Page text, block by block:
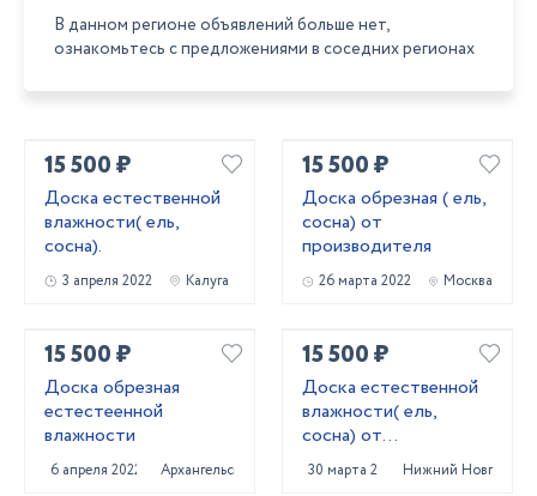
В данном регионе объявлений больше нет,
ознакомьтесь с предложениями в соседних регионах
15 500 ₽
Доска естественной
влажности( ель,
сосна).
3 апреля 2022 Калуга
15 500 ₽
Доска обрезная ( ель,
сосна) от
производителя
26 марта 2022 Москва
15 500 ₽
Доска обрезная
естестеенной
влажности
6 апреля 2022 Архангельск
15 500 ₽
Доска естественной
влажности( ель,
сосна) от
производителя
30 марта 2022 Нижний Новгород